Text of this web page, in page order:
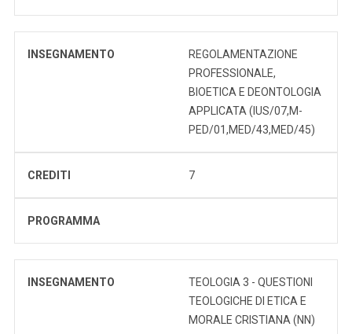
INSEGNAMENTO
REGOLAMENTAZIONE
PROFESSIONALE,
BIOETICA E DEONTOLOGIA
APPLICATA (IUS/07,M-
PED/01,MED/43,MED/45)
CREDITI 7
PROGRAMMA
INSEGNAMENTO
TEOLOGIA 3 - QUESTIONI
TEOLOGICHE DI ETICA E
MORALE CRISTIANA (NN)